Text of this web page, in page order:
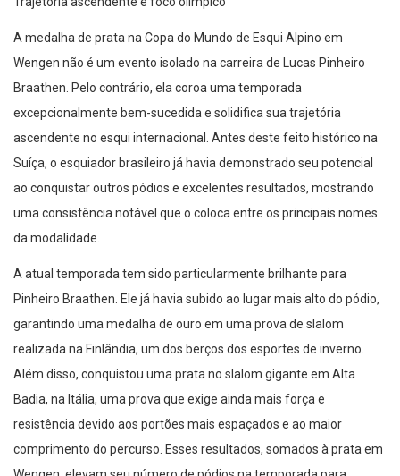
A medalha de prata na Copa do Mundo de Esqui Alpino em
Wengen não é um evento isolado na carreira de Lucas Pinheiro
Braathen. Pelo contrário, ela coroa uma temporada
excepcionalmente bem-sucedida e solidifica sua trajetória
ascendente no esqui internacional. Antes deste feito histórico na
Suíça, o esquiador brasileiro já havia demonstrado seu potencial
ao conquistar outros pódios e excelentes resultados, mostrando
uma consistência notável que o coloca entre os principais nomes
da modalidade.
A atual temporada tem sido particularmente brilhante para
Pinheiro Braathen. Ele já havia subido ao lugar mais alto do pódio,
garantindo uma medalha de ouro em uma prova de slalom
realizada na Finlândia, um dos berços dos esportes de inverno.
Além disso, conquistou uma prata no slalom gigante em Alta
Badia, na Itália, uma prova que exige ainda mais força e
resistência devido aos portões mais espaçados e ao maior
comprimento do percurso. Esses resultados, somados à prata em